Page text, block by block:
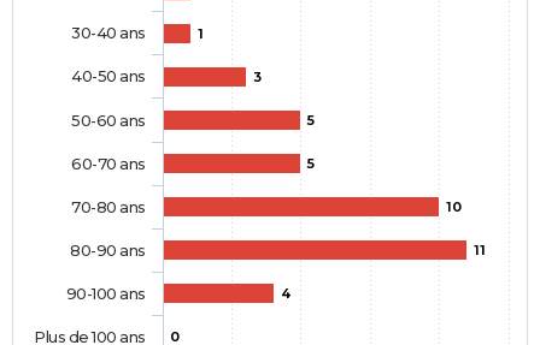
1
3
5
5
10
11
4
0
30-40 ans
40-50 ans
50-60 ans
60-70 ans
70-80 ans
80-90 ans
90-100 ans
Plus de 100 ans